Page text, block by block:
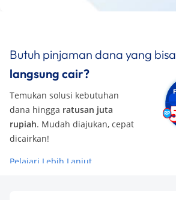
Butuh pinjaman dana yang bisa
langsung cair?
Temukan solusi kebutuhan
dana hingga ratusan juta
rupiah. Mudah diajukan, cepat
dicairkan!
Pelajari Lebih Lanjut